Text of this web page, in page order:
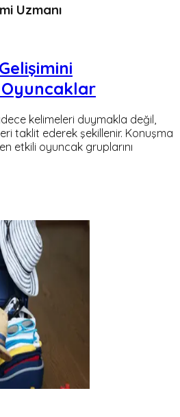
Uzmanı
kelimeleri duymakla değil,
taklit ederek şekillenir. Konuşma
etkili oyuncak gruplarını